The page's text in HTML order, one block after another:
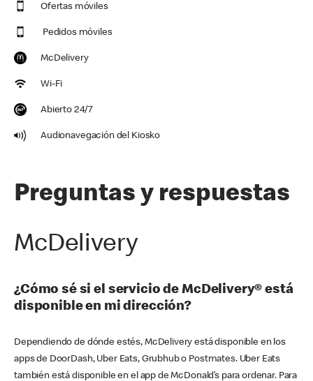
Ofertas móviles
Pedidos móviles
McDelivery
Wi-Fi
Abierto 24/7
Audionavegación del Kiosko
Preguntas y respuestas
McDelivery
¿Cómo sé si el servicio de McDelivery® está
disponible en mi dirección?
Dependiendo de dónde estés, McDelivery está disponible en los
apps de DoorDash, Uber Eats, Grubhub o Postmates. Uber Eats
también está disponible en el app de McDonald’s para ordenar. Para